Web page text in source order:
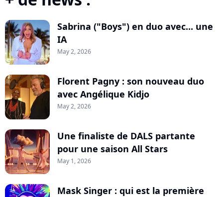
Sabrina ("Boys") en duo avec... une
IA
May 2, 2026
Florent Pagny : son nouveau duo
avec Angélique Kidjo
May 2, 2026
Une finaliste de DALS partante
pour une saison All Stars
May 1, 2026
Mask Singer : qui est la première